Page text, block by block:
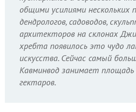
общими усилиями нескольких
дендрологов, садоводов,
архитекторов на склонах
хребта появилось это чудо
искусства. Сейчас самый
Кавминвод занимает
гектаров.